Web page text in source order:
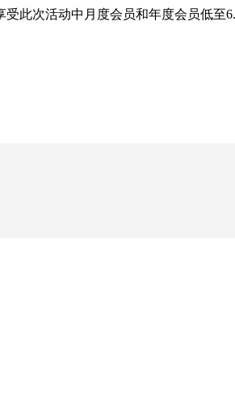
此次活动中月度会员和年度会员低至